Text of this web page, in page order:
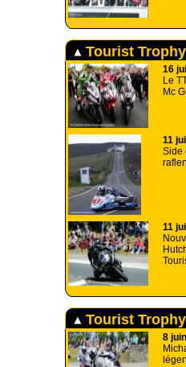
Tourist
16
Le
Mc
11
Side
11
Tourist
8